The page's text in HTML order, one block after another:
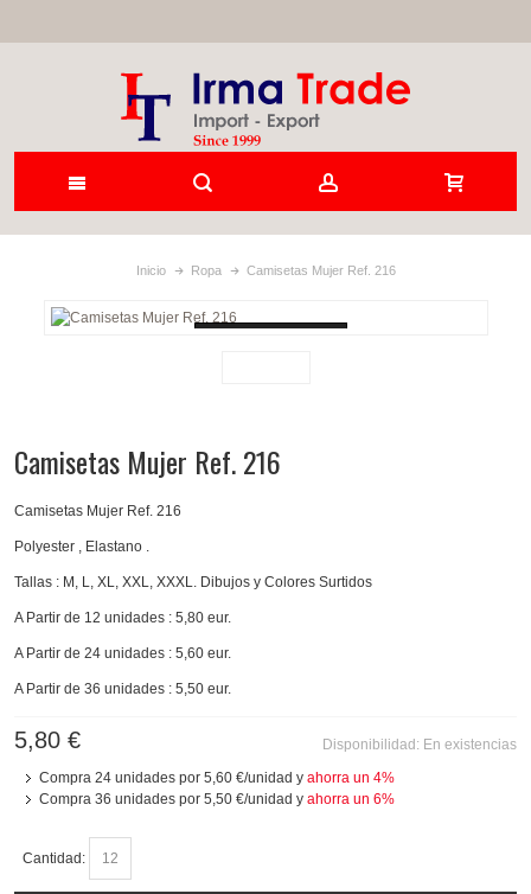
Inicio Ropa Camisetas Mujer Ref. 216
Camisetas Mujer Ref. 216
Camisetas Mujer Ref. 216
Polyester , Elastano .
Tallas : M, L, XL, XXL, XXXL. Dibujos y Colores Surtidos
A Partir de 12 unidades : 5,80 eur.
A Partir de 24 unidades : 5,60 eur.
A Partir de 36 unidades : 5,50 eur.
Disponibilidad: En existencias
5,80 €
Compra 24 unidades por 5,60 €/unidad y ahorra un 4%
Compra 36 unidades por 5,50 €/unidad y ahorra un 6%
Cantidad: